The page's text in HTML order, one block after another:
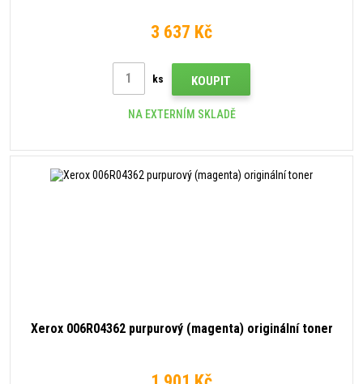
3 637 Kč
ks KOUPIT
NA EXTERNÍM SKLADĚ
Xerox 006R04362 purpurový (magenta) originální toner